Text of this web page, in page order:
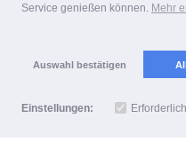
Service genießen können. Mehr
Auswahl bestätigen
Einstellungen: Erforderlich
* Alle Preise inkl.
Copyright
Mobile
Zur